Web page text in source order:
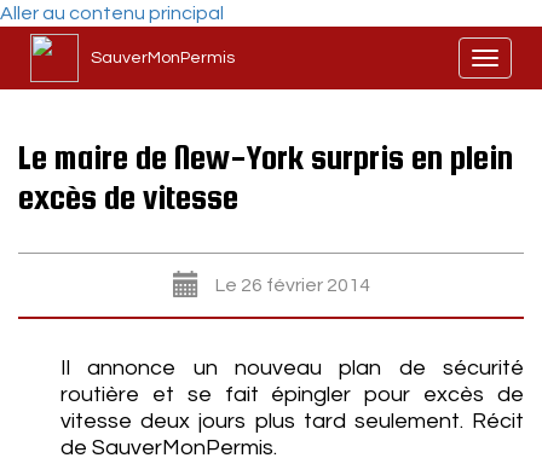
Aller au contenu principal
SauverMonPermis
Le maire de New-York surpris en plein
excès de vitesse
Le 26 février 2014
Il annonce un nouveau plan de sécurité
routière et se fait épingler pour excès de
vitesse deux jours plus tard seulement. Récit
de SauverMonPermis.